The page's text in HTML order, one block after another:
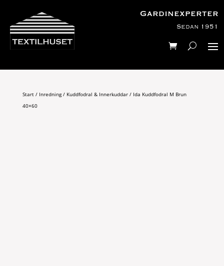
Gardinexperter
Sedan 1951
Start/ Inredning/ Kuddfodral & Innerkuddar/ Ida Kuddfodral M Brun
40×60